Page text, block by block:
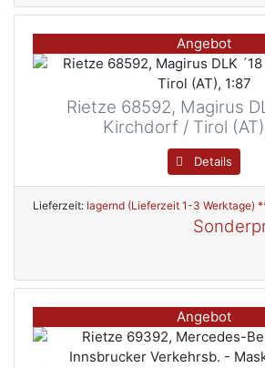
Angebot
Rietze 68592, Magirus
Kirchdorf / Tirol
Details
Lieferzeit: lagernd (Lieferzeit 1-3 Werktage)
Angebot